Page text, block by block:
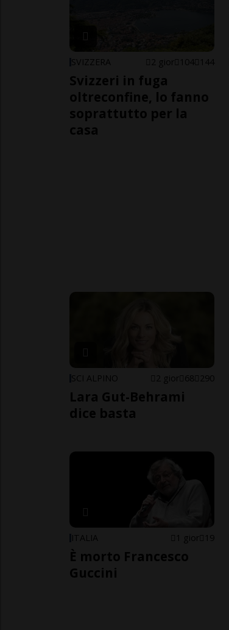
SVIZZERA 2 gior 104 144
Svizzeri in fuga
oltreconfine, lo fanno
soprattutto per la
casa
SCI ALPINO 2 gior 68 290
Lara Gut-Behrami
dice basta
ITALIA 1 gior 19
È morto Francesco
Guccini